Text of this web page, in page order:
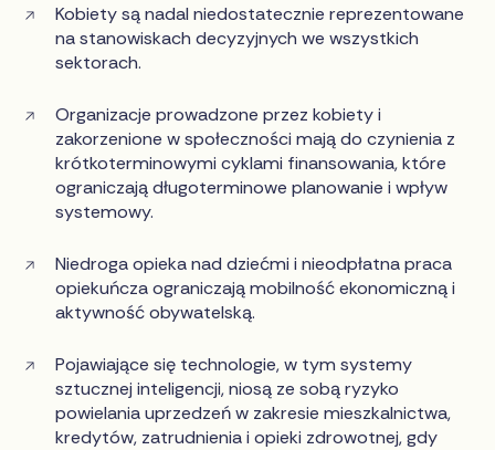
Kobiety są nadal niedostatecznie reprezentowane
na stanowiskach decyzyjnych we wszystkich
sektorach.
Organizacje prowadzone przez kobiety i
zakorzenione w społeczności mają do czynienia z
krótkoterminowymi cyklami finansowania, które
ograniczają długoterminowe planowanie i wpływ
systemowy.
Niedroga opieka nad dziećmi i nieodpłatna praca
opiekuńcza ograniczają mobilność ekonomiczną i
aktywność obywatelską.
Pojawiające się technologie, w tym systemy
sztucznej inteligencji, niosą ze sobą ryzyko
powielania uprzedzeń w zakresie mieszkalnictwa,
kredytów, zatrudnienia i opieki zdrowotnej, gdy